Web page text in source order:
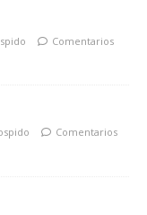
Comentarios
Comentarios